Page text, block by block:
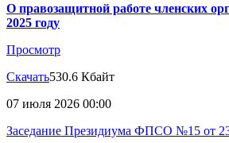
О правозащитной работе членских
2025 году
Просмотр
Скачать530.6 Кбайт
07 июля 2026 00:00
Заседание Президиума ФПСО №15 от 23